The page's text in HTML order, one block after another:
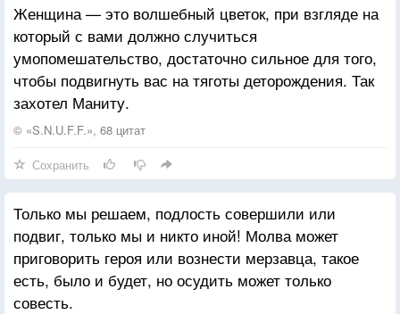
Женщина — это волшебный цветок, при взгляде на
который с вами должно случиться
умопомешательство, достаточно сильное для того,
чтобы подвигнуть вас на тяготы деторождения. Так
захотел Маниту.
© «S.N.U.F.F.», 68 цитат
Сохранить
Только мы решаем, подлость совершили или
подвиг, только мы и никто иной! Молва может
приговорить героя или вознести мерзавца, такое
есть, было и будет, но осудить может только
совесть.